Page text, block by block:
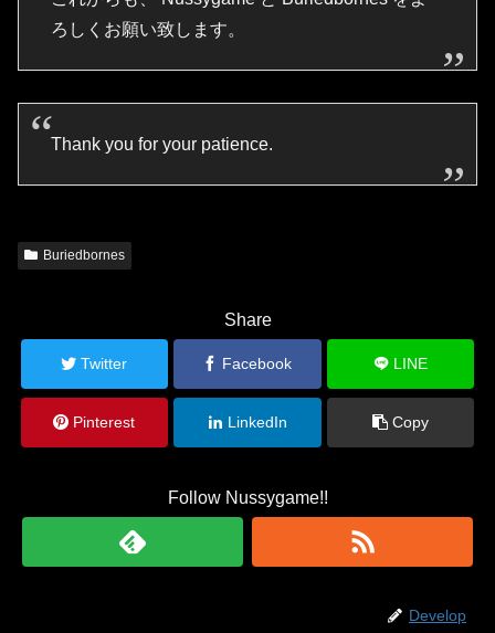
ろしくお願い致します。
Thank you for your patience.
Buriedbornes
Share
Twitter Facebook LINE
Pinterest LinkedIn Copy
Follow Nussygame!!
Develop